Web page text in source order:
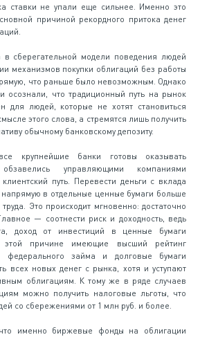
ставки не упали еще сильнее. Именно это
причиной рекордного притока денег
в сберегательной модели поведения людей
механизмов покупки облигаций без работы
что раньше было невозможным. Однако
осознали, что традиционный путь на рынок
для людей, которые не хотят становиться
этого слова, а стремятся лишь получить
обычному банковскому депозиту.
крупнейшие банки готовы оказывать
управляющими компаниями
путь. Перевести деньги с вклада
в отдельные ценные бумаги больше
Это происходит мгновенно: достаточно
— соотнести риск и доходность, ведь
доход от инвестиций в ценные бумаги
этой причине имеющие высший рейтинг
федерального займа и долговые бумаги
всех новых денег с рынка, хотя и уступают
облигациям. К тому же в ряде случаев
можно получить налоговые льготы, что
со сбережениями от 1 млн руб. и более.
что именно биржевые фонды на облигации